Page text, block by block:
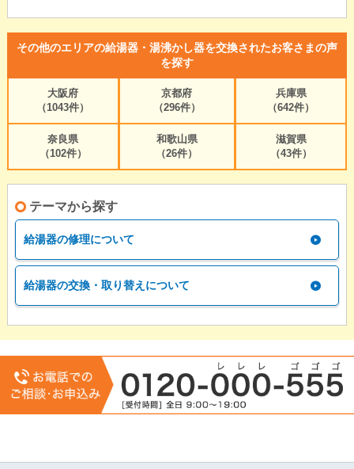
その他のエリアの給湯器・湯沸かし器を交換されたお客さまの声
を探す
大阪府
（1043件）
京都府
（296件）
兵庫県
（642件）
奈良県
（102件）
和歌山県
（26件）
滋賀県
（43件）
テーマから探す
給湯器の修理について
給湯器の交換・取り替えについて